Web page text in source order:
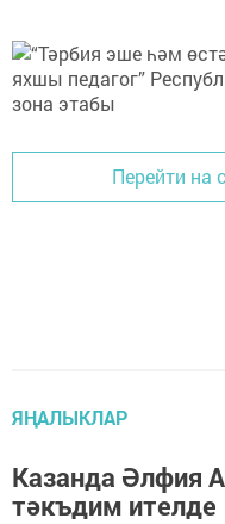
Перейти на
ЯҢАЛЫКЛАР
Казанда Әлфия
тәкъдим ителде